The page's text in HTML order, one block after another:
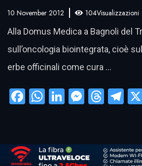
10 November 2012 104Visualizzazioni
Alla Domus Medica a Bagnoli del
sull’oncologia biointegrata, cioè
erbe officinali come cura …
Facebook
WhatsApp
LinkedIn